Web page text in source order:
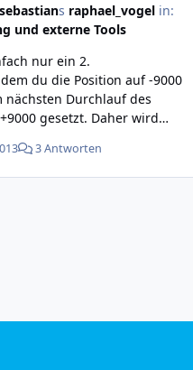
sebastians raphael_vogelin:
und externe Tools
Durchlauf des
gesetzt. Daher wird
Viele Grüße Sebastian3 Antworten